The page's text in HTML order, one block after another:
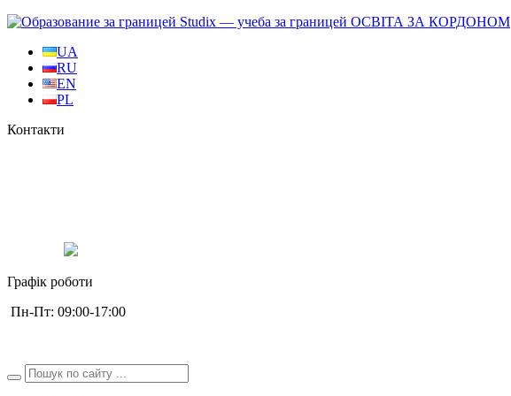
ОСВІТА ЗА КОРДОНОМ
UA
RU
EN
PL
Контакти
Графік роботи
Пн-Пт: 09:00-17:00